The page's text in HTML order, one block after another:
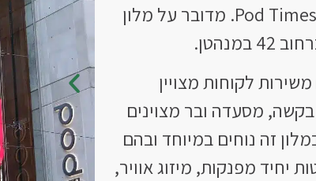
מדובר על מלון
לקוחות מצויין
שפעילה 24/7 לכל בקשה, מסעדה ובר מצוינים
זה נוחים במיוחד ובהם
מיטה זוגית או 2 מיטות יחיד מפנקות, מיזוג אוויר,